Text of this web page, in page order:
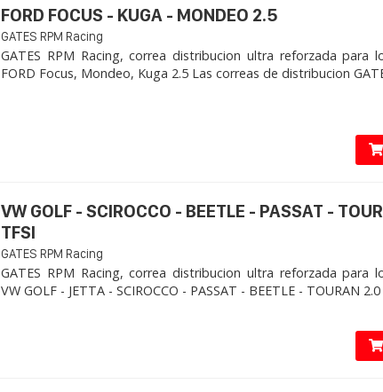
FORD FOCUS - KUGA - MONDEO 2.5
GATES RPM Racing
GATES RPM Racing, correa distribucion ultra reforzada para
FORD Focus, Mondeo, Kuga 2.5 Las correas de distribucion
VW GOLF - SCIROCCO - BEETLE - PASSAT -
TFSI
GATES RPM Racing
GATES RPM Racing, correa distribucion ultra reforzada para
VW GOLF - JETTA - SCIROCCO - PASSAT - BEETLE - TOURAN